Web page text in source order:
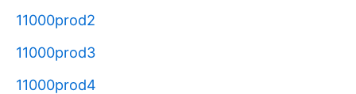
11000prod2
11000prod3
11000prod4